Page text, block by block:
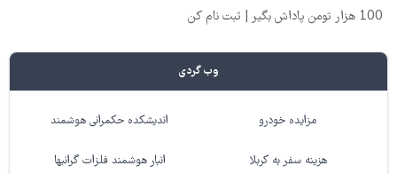
100 هزار تومن پاداش بگیر | ثبت نام کن
وب گردی
مزایده خودرو اندیشکده حکمرانی هوشمند
هزینه سفر به کربلا انبار هوشمند فلزات گرانبها